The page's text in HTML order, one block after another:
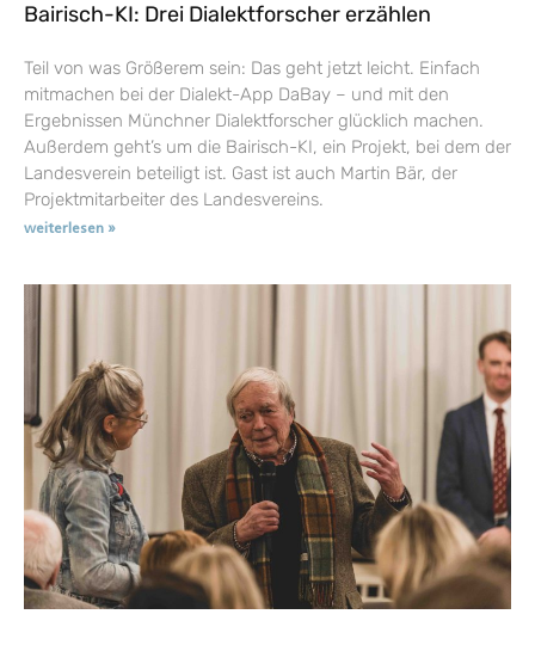
Bairisch-KI: Drei Dialektforscher erzählen
Teil von was Größerem sein: Das geht jetzt leicht. Einfach
mitmachen bei der Dialekt-App DaBay – und mit den
Ergebnissen Münchner Dialektforscher glücklich machen.
Außerdem geht’s um die Bairisch-KI, ein Projekt, bei dem der
Landesverein beteiligt ist. Gast ist auch Martin Bär, der
Projektmitarbeiter des Landesvereins.
weiterlesen »